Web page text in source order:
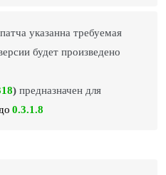
указанна требуемая
будет произведено
) предназначен для
до 0.3.1.8